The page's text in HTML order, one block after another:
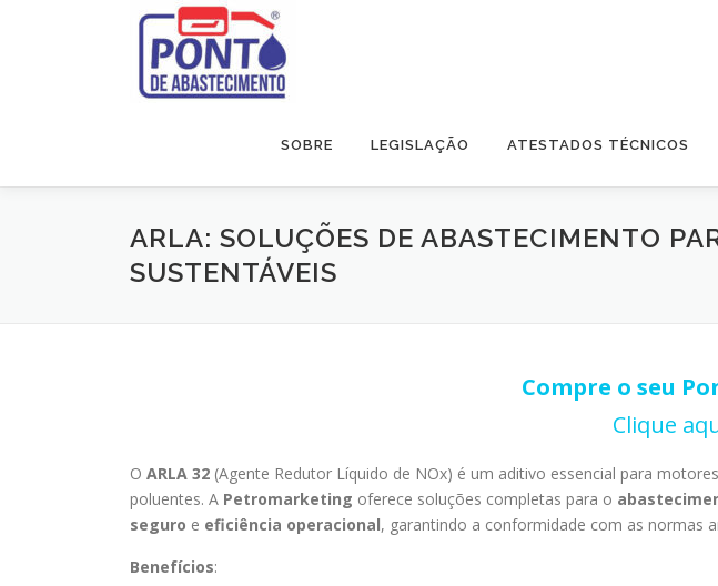
SOBRE LEGISLAÇÃO ATESTADOS TÉCNICOS
ARLA: SOLUÇÕES DE ABASTECIMENTO
SUSTENTÁVEIS
Compre o seu
Clique
O ARLA 32 (Agente Redutor Líquido de NOx) é um aditivo essencial para
poluentes. A Petromarketing oferece soluções completas para o
seguro e eficiência operacional, garantindo a conformidade com as normas
Benefícios: